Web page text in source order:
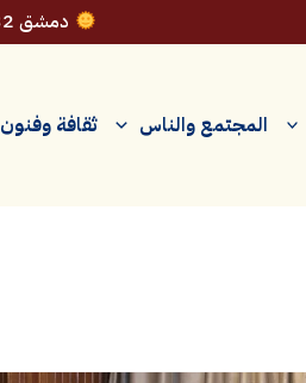
دمشق 32°C
المجتمع والناس ثقافة وفنون